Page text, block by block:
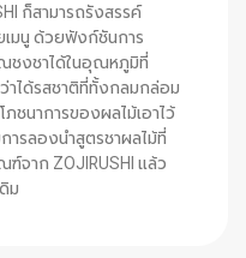
ก็สามารถรังสรรค์
มนู ด้วยฟังก์ชันการ
ชงชาได้ในอุณหภูมิที่
าได้รสชาติที่ทั้งกลมกล่อม
ชนาการของผลไม้เอาไว้
ารลองนำสูตรชาผลไม้ที่
าก ZOJIRUSHI แล้ว
ม